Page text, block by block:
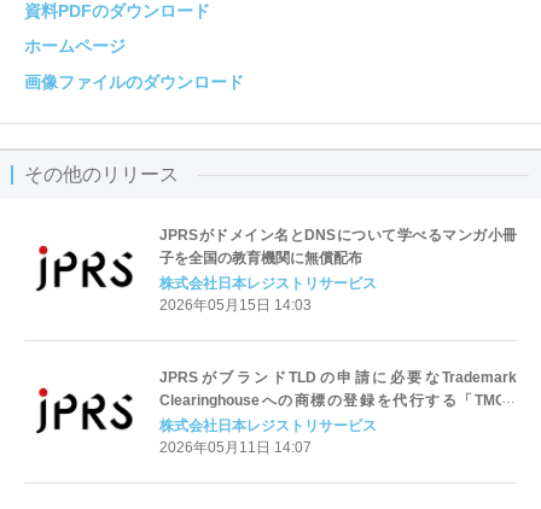
資料PDFのダウンロード
ホームページ
画像ファイルのダウンロード
その他のリリース
JPRSがドメイン名とDNSについて学べるマンガ小冊
子を全国の教育機関に無償配布
株式会社日本レジストリサービス
2026年05月15日 14:03
JPRSがブランドTLDの申請に必要なTrademark
Clearinghouseへの商標の登録を代行する「TMCH
Agent」に
株式会社日本レジストリサービス
2026年05月11日 14:07